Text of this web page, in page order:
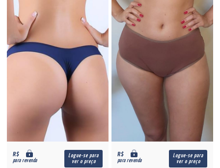
R$
para revenda
Logue-se para
ver o preço
R$
para revenda
Logue-se para
ver o preço